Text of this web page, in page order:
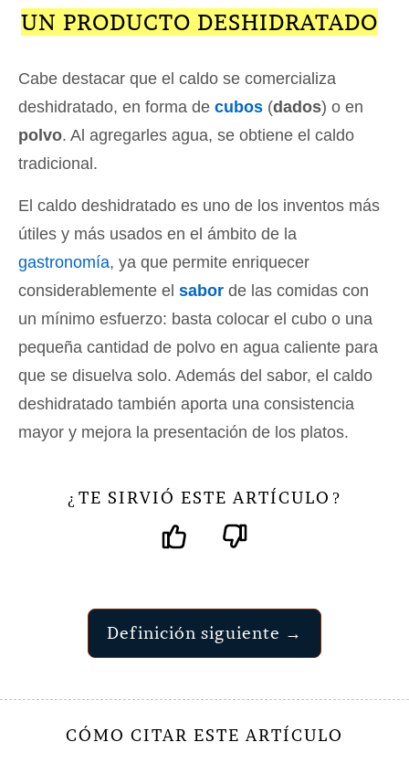
UN PRODUCTO DESHIDRATADO
Cabe destacar que el caldo se comercializa
deshidratado, en forma de cubos (dados) o en
polvo. Al agregarles agua, se obtiene el caldo
tradicional.
El caldo deshidratado es uno de los inventos más
útiles y más usados en el ámbito de la
gastronomía, ya que permite enriquecer
considerablemente el sabor de las comidas con
un mínimo esfuerzo: basta colocar el cubo o una
pequeña cantidad de polvo en agua caliente para
que se disuelva solo. Además del sabor, el caldo
deshidratado también aporta una consistencia
mayor y mejora la presentación de los platos.
¿ TE SIRVIÓ ESTE ARTÍCULO ?
Definición siguiente →
CÓMO CITAR ESTE ARTÍCULO